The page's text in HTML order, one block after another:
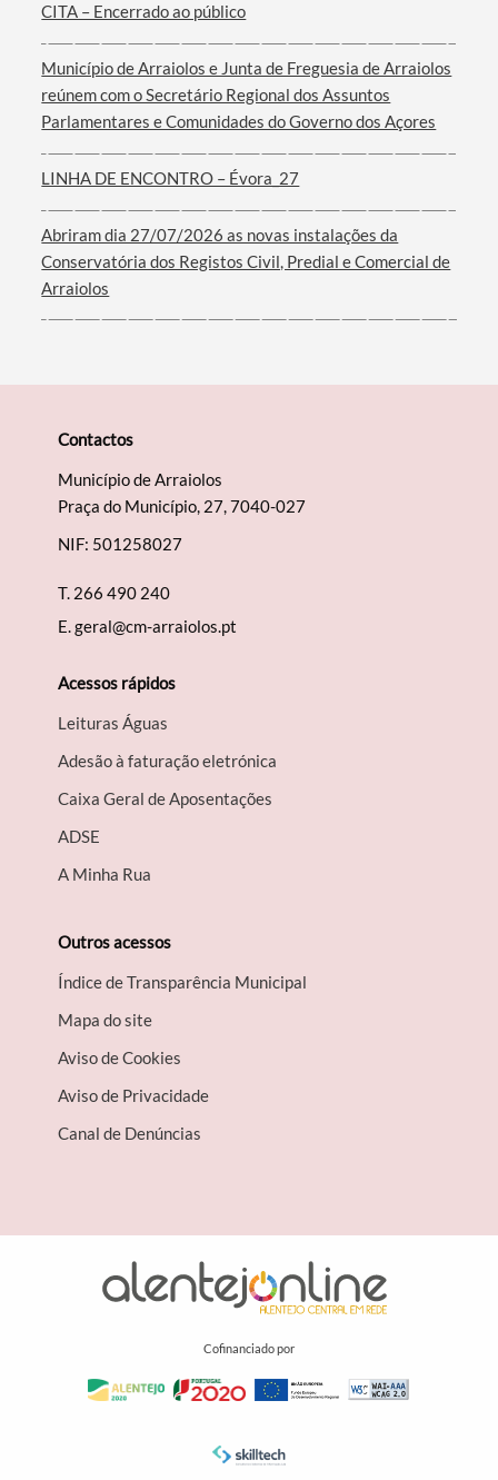
Filtros
CITA – Encerrado ao público
Município de Arraiolos e Junta de Freguesia de Arraiolos
reúnem com o Secretário Regional dos Assuntos
Parlamentares e Comunidades do Governo dos Açores
LINHA DE ENCONTRO – Évora_27
Abriram dia 27/07/2026 as novas instalações da
Conservatória dos Registos Civil, Predial e Comercial de
Arraiolos
Contactos
Município de Arraiolos
Praça do Município, 27, 7040-027
NIF: 501258027
T. 266 490 240
E.geral@cm-arraiolos.pt
Acessos rápidos
Leituras Águas
Adesão à faturação eletrónica
Caixa Geral de Aposentações
A​DSE
A Minha Rua
Outros acessos
Índice de Transparência Municipal
Mapa do site
Aviso de Cookies
Aviso de Privacidade
Canal de Denúncias
Cofinanciado por